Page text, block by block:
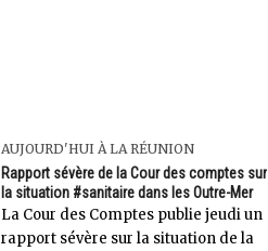
AUJOURD'HUI À LA RÉUNION
Rapport sévère de la Cour des comptes sur
la situation #sanitaire dans les Outre-Mer
La Cour des Comptes publie jeudi un
rapport sévère sur la situation de la